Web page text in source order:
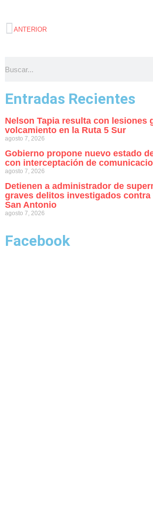
ANTERIOR
Entradas Recientes
Nelson Tapia resulta con lesiones
volcamiento en la Ruta 5 Sur
agosto 7, 2026
Gobierno propone nuevo estado
con interceptación de
agosto 7, 2026
Detienen a administrador de
graves delitos investigados contra
San Antonio
agosto 7, 2026
Facebook